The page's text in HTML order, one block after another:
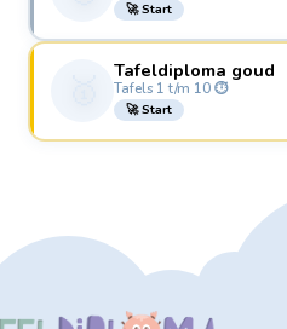
🚀 Start
Tafeldiploma goud
Tafels 1 t/m 10 ⏱️
🚀 Start